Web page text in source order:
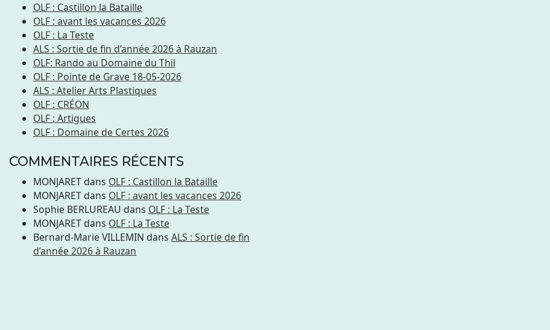
OLF : Castillon la Bataille
OLF : avant les vacances 2026
OLF : La Teste
ALS : Sortie de fin d’année 2026 à Rauzan
OLF: Rando au Domaine du Thil
OLF : Pointe de Grave 18-05-2026
ALS : Atelier Arts Plastiques
OLF : CRÉON
OLF : Artigues
OLF : Domaine de Certes 2026
COMMENTAIRES RÉCENTS
MONJARETdans OLF : Castillon la Bataille
MONJARETdans OLF : avant les vacances 2026
Sophie BERLUREAU dans OLF : La Teste
MONJARETdans OLF : La Teste
Bernard-Marie VILLEMIN dans ALS : Sortie de fin
d’année 2026 à Rauzan